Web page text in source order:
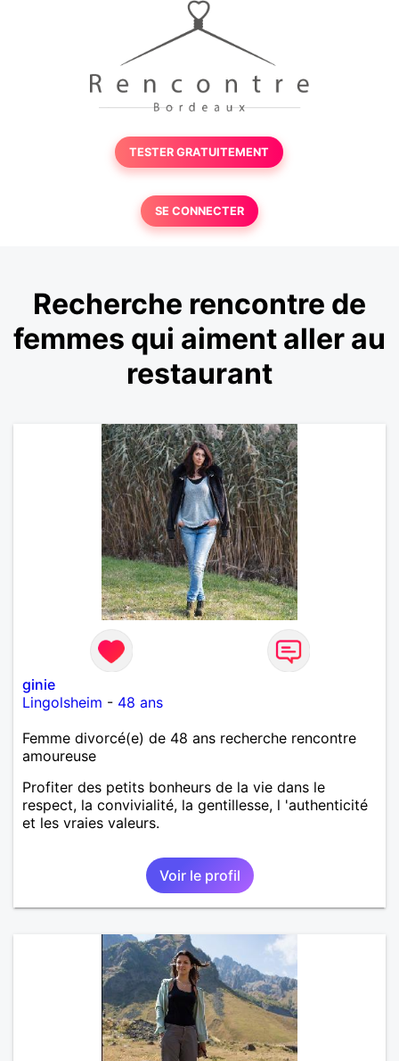
TESTER GRATUITEMENT
SE CONNECTER
Recherche rencontre de
femmes qui aiment aller au
restaurant
ginie
Lingolsheim - 48 ans
Femme divorcé(e) de 48 ans recherche rencontre
amoureuse
Profiter des petits bonheurs de la vie dans le
respect, la convivialité, la gentillesse, l 'authenticité
et les vraies valeurs.
Voir le profil